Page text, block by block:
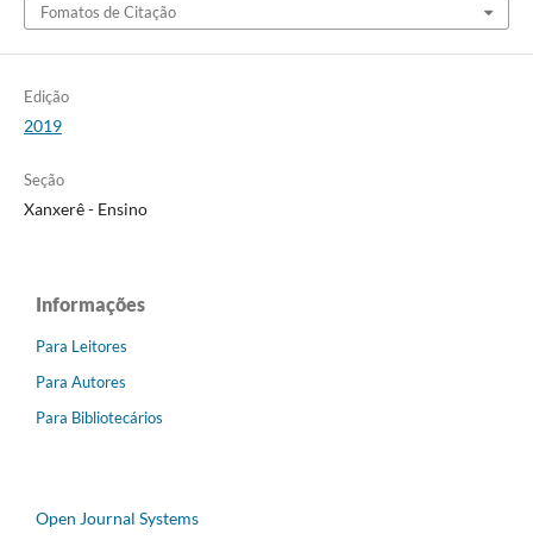
Fomatos de Citação
Edição
2019
Seção
Xanxerê - Ensino
Informações
Para Leitores
Para Autores
Para Bibliotecários
Open Journal Systems